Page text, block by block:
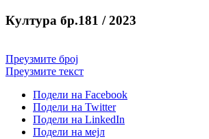
Култура бр.181 / 2023
Преузмите број
Преузмите текст
Подели на Facebook
Подели на Twitter
Подели на LinkedIn
Подели на мејл